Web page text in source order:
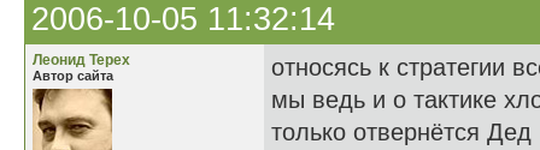
2006-10-05 11:32:14
Леонид Терех
Автор сайта
относясь к стратегии
мы ведь и о тактике
только отвернётся